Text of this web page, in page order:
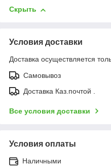
Скрыть
Условия доставки
Доставка осуществляется
Самовывоз
Доставка Каз.почтой .
Все условия доставки
Условия оплаты
Наличными